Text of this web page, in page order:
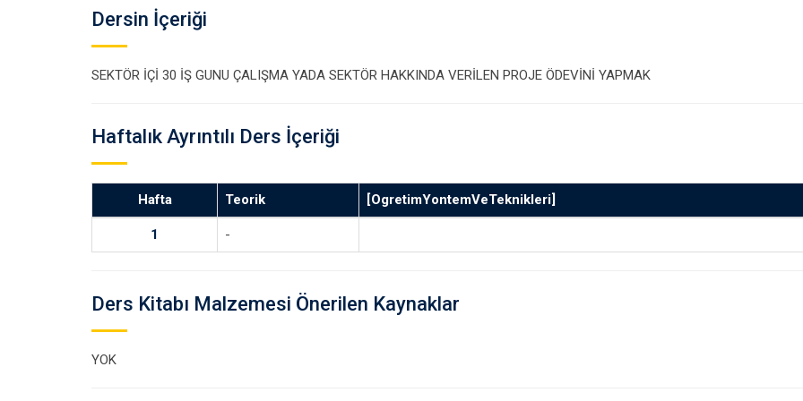
Dersin İçeriği
SEKTÖR İÇİ 30 İŞ GUNU ÇALIŞMA YADA SEKTÖR HAKKINDA VERİLEN PROJE ÖDEVİNİ YAPMAK
Haftalık Ayrıntılı Ders İçeriği
Hafta Teorik [OgretimYontemVeTeknikleri]
1 -
Ders Kitabı Malzemesi Önerilen Kaynaklar
YOK